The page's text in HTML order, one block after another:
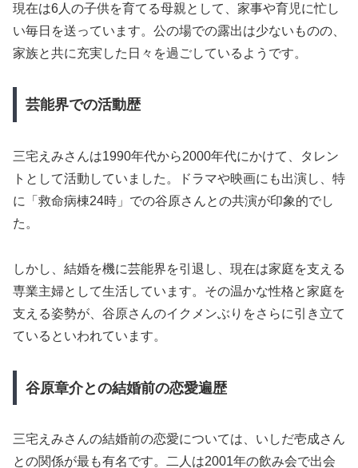
現在は6人の子供を育てる母親として、家事や育児に忙し
い毎日を送っています。公の場での露出は少ないものの、
家族と共に充実した日々を過ごしているようです。
芸能界での活動歴
三宅えみさんは1990年代から2000年代にかけて、タレン
トとして活動していました。ドラマや映画にも出演し、特
に「救命病棟24時」での谷原さんとの共演が印象的でし
た。
しかし、結婚を機に芸能界を引退し、現在は家庭を支える
専業主婦として生活しています。その温かな性格と家庭を
支える姿勢が、谷原さんのイクメンぶりをさらに引き立て
ているといわれています。
谷原章介との結婚前の恋愛遍歴
三宅えみさんの結婚前の恋愛については、いしだ壱成さん
との関係が最も有名です。二人は2001年の飲み会で出会